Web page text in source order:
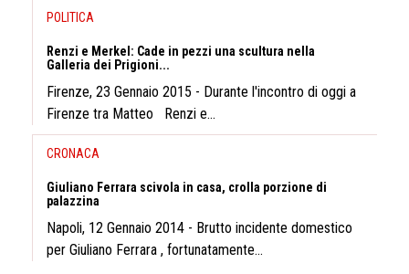
POLITICA
Renzi e Merkel: Cade in pezzi una scultura nella
Galleria dei Prigioni...
Firenze, 23 Gennaio 2015 - Durante l'incontro di oggi a
Firenze tra Matteo Renzi e...
CRONACA
Giuliano Ferrara scivola in casa, crolla porzione di
palazzina
Napoli, 12 Gennaio 2014 - Brutto incidente domestico
per Giuliano Ferrara , fortunatamente...